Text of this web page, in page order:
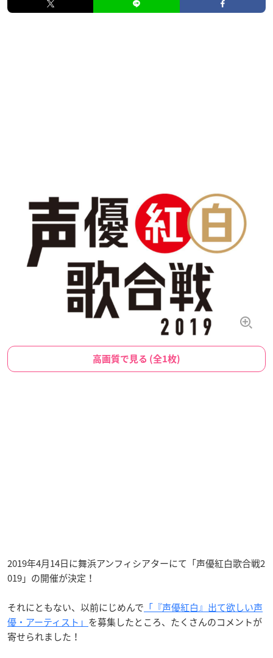
高画質で見る (全1枚)
2019年4月14日に舞浜アンフィシアターにて「声優紅白歌合戦2
019」の開催が決定！
それにともない、以前にじめんで 「『声優紅白』出て欲しい声
優・アーティスト」 を募集したところ、たくさんのコメントが
寄せられました！